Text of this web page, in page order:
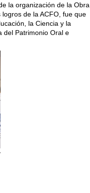
la organización de la Obra
de la ACFO, fue que
la Ciencia y la
del Patrimonio Oral e